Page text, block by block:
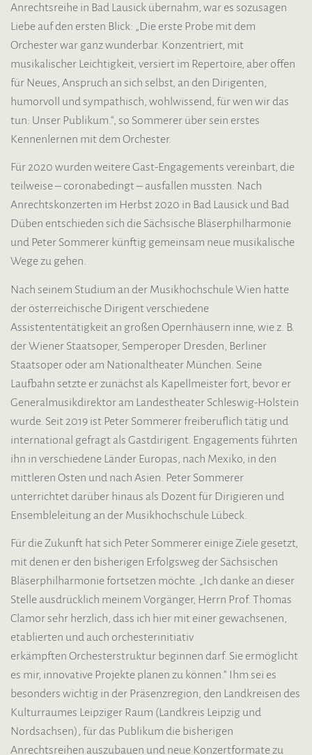
Anrechtsreihe in Bad Lausick übernahm, war es sozusagen
Liebe auf den ersten Blick: „Die erste Probe mit dem
Orchester war ganz wunderbar. Konzentriert, mit
musikalischer Leichtigkeit, versiert im Repertoire, aber offen
für Neues, Anspruch an sich selbst, an den Dirigenten,
humorvoll und sympathisch, wohlwissend, für wen wir das
tun: Unser Publikum.“, so Sommerer über sein erstes
Kennenlernen mit dem Orchester.
Für 2020 wurden weitere Gast-Engagements vereinbart, die
teilweise – coronabedingt – ausfallen mussten. Nach
Anrechtskonzerten im Herbst 2020 in Bad Lausick und Bad
Düben entschieden sich die Sächsische Bläserphilharmonie
und Peter Sommerer künftig gemeinsam neue musikalische
Wege zu gehen.
Nach seinem Studium an der Musikhochschule Wien hatte
der österreichische Dirigent verschiedene
Assistententätigkeit an großen Opernhäusern inne, wie z. B.
der Wiener Staatsoper, Semperoper Dresden, Berliner
Staatsoper oder am Nationaltheater München. Seine
Laufbahn setzte er zunächst als Kapellmeister fort, bevor er
Generalmusikdirektor am Landestheater Schleswig-Holstein
wurde. Seit 2019 ist Peter Sommerer freiberuflich tätig und
international gefragt als Gastdirigent. Engagements führten
ihn in verschiedene Länder Europas, nach Mexiko, in den
mittleren Osten und nach Asien. Peter Sommerer
unterrichtet darüber hinaus als Dozent für Dirigieren und
Ensembleleitung an der Musikhochschule Lübeck.
Für die Zukunft hat sich Peter Sommerer einige Ziele gesetzt,
mit denen er den bisherigen Erfolgsweg der Sächsischen
Bläserphilharmonie fortsetzen möchte. „Ich danke an dieser
Stelle ausdrücklich meinem Vorgänger, Herrn Prof. Thomas
Clamor sehr herzlich, dass ich hier mit einer gewachsenen,
etablierten und auch orchesterinitiativ
erkämpften Orchesterstruktur beginnen darf. Sie ermöglicht
es mir, innovative Projekte planen zu können.“ Ihm sei es
besonders wichtig in der Präsenzregion, den Landkreisen des
Kulturraumes Leipziger Raum (Landkreis Leipzig und
Nordsachsen), für das Publikum die bisherigen
Anrechtsreihen auszubauen und neue Konzertformate zu